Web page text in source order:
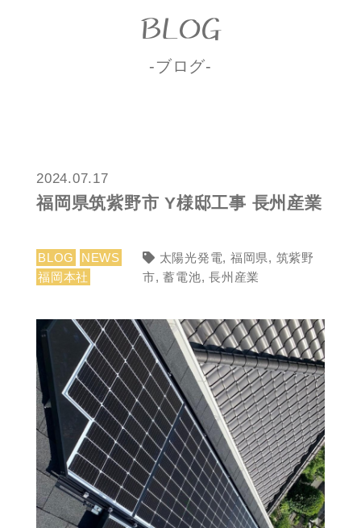
BLOG
-ブログ-
2024.07.17
福岡県筑紫野市 Y様邸工事 長州産業
BLOG
NEWS
福岡本社
太陽光発電, 福岡県, 筑紫野
市,蓄電池,長州産業